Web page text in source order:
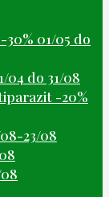
01/05 do
do 31/08
-20%
23/08